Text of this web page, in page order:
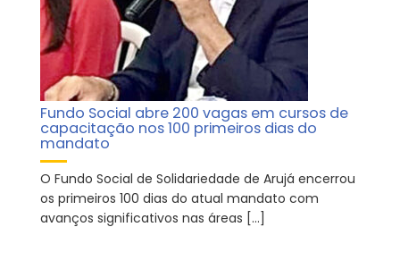
Fundo Social abre 200 vagas em cursos de
capacitação nos 100 primeiros dias do
mandato
O Fundo Social de Solidariedade de Arujá encerrou
os primeiros 100 dias do atual mandato com
avanços significativos nas áreas […]